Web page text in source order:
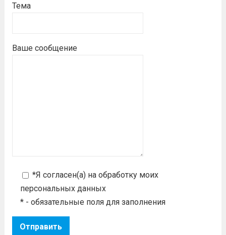
Тема
Ваше сообщение
*Я согласен(а) на обработку моих
персональных данных
* - обязательные поля для заполнения